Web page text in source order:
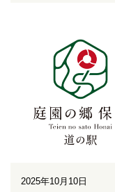
2025年10月10日